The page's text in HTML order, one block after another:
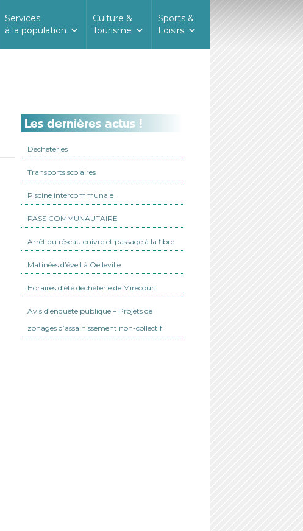
Services
à la population
Culture &
Tourisme
Sports &
Loisirs
Les dernières actus !
Déchèteries
Transports scolaires
Piscine intercommunale
PASS COMMUNAUTAIRE
Arrêt du réseau cuivre et passage à la fibre
Matinées d’éveil à Oëlleville
Horaires d’été déchèterie de Mirecourt
Avis d’enquête publique – Projets de
zonages d’assainissement non-collectif